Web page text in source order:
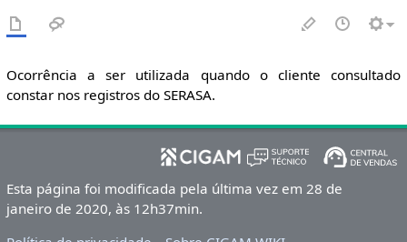
Ocorrência a ser utilizada quando o cliente consultado
constar nos registros do SERASA.
Esta página foi modificada pela última vez em 28 de
janeiro de 2020, às 12h37min.